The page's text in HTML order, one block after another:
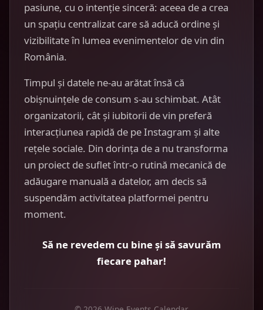
pasiune, cu o intenție sinceră: aceea de a crea
un spațiu centralizat care să aducă ordine și
vizibilitate în lumea evenimentelor de vin din
România.
Timpul și datele ne-au arătat însă că
obișnuințele de consum s-au schimbat. Atât
organizatorii, cât și iubitorii de vin preferă
interacțiunea rapidă de pe Instagram și alte
rețele sociale. Din dorința de a nu transforma
un proiect de suflet într-o rutină mecanică de
adăugare manuală a datelor, am decis să
suspendăm activitatea platformei pentru
moment.
Să ne revedem cu bine și să savurăm
fiecare pahar!